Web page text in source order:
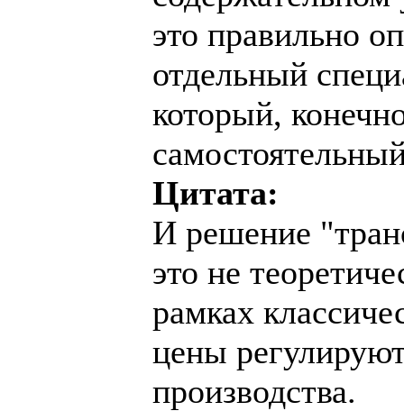
это правильно
отдельный
который,
Цитата:
И решение
это не
рамках
цены
производства.